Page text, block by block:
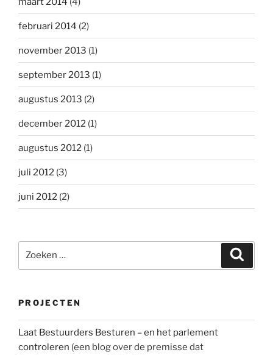
februari 2014 (2)
november 2013 (1)
september 2013 (1)
augustus 2013 (2)
december 2012 (1)
augustus 2012 (1)
juli 2012 (3)
juni 2012 (2)
naar:
PROJECTEN
Laat Bestuurders Besturen – en het parlement
controleren (een blog over de premisse dat